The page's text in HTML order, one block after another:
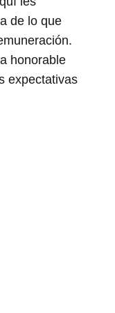
de lo que
honorable
expectativas